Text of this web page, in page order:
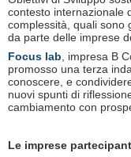
contesto internazionale
complessità, quali sono
da parte delle imprese
Focus lab , impresa B
promosso una terza
conoscere, e
nuovi spunti di
cambiamento con
Le imprese